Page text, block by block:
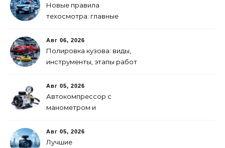
Новые правила
техосмотра: главные
Авг 06, 2026
Полировка кузова: виды,
инструменты, этапы работ
Авг 05, 2026
Автокомпрессор с
манометром и
выбрать
Авг 05, 2026
Лучшие